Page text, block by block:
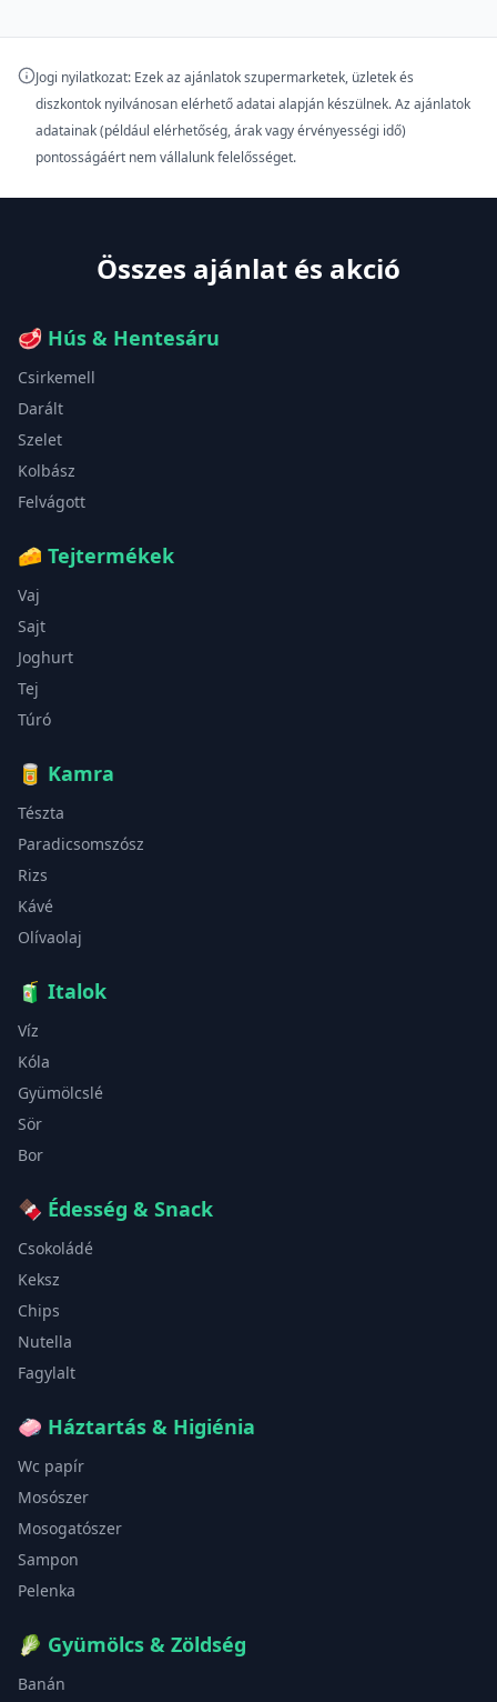
Jogi nyilatkozat: Ezek az ajánlatok szupermarketek, üzletek és
diszkontok nyilvánosan elérhető adatai alapján készülnek. Az ajánlatok
adatainak (például elérhetőség, árak vagy érvényességi idő)
pontosságáért nem vállalunk felelősséget.
Összes ajánlat és akció
🥩 Hús & Hentesáru
Csirkemell
Darált
Szelet
Kolbász
Felvágott
🧀 Tejtermékek
Vaj
Sajt
Joghurt
Tej
Túró
🥫 Kamra
Tészta
Paradicsomszósz
Rizs
Kávé
Olívaolaj
🧃 Italok
Víz
Kóla
Gyümölcslé
Sör
Bor
🍫 Édesség & Snack
Csokoládé
Keksz
Chips
Nutella
Fagylalt
🧼 Háztartás & Higiénia
Wc papír
Mosószer
Mosogatószer
Sampon
Pelenka
🥬 Gyümölcs & Zöldség
Banán